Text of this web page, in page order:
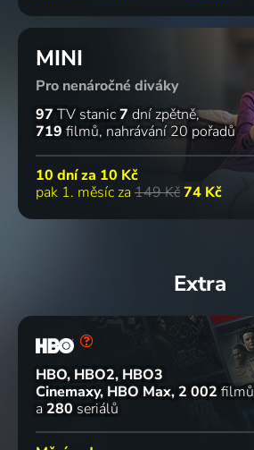
MINI
Pro nenáročné diváky
97 TV stanic7 dní zpětně
719 filmů nahrávání 20 pořadů
10 dní za 10 Kč
pak 1. měsíc za 149 Kč74 Kč
Extra
HBO, HBO2, HBO3
Cinemaxy, HBO Max 2 002 filmů
a 280 seriálů